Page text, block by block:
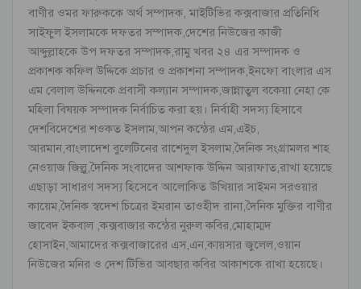
বাণীর ওমর ফারুককে অর্থ সম্পাদক, মাইটিভির কক্সবাজার প্রতিনিধি
সাইফুল ইসলামকে দফতর সম্পাদক,দেশের নিউজের কাজী
আব্দুল্লাহকে উপ দফতর সম্পাদক,রামু খবর ২৪ এর সম্পাদক ও
প্রকাশক কফিল উদ্দিকে প্রচার ও প্রকাশনা সম্পাদক,ইনফো বাংলার এস
এম বেলাল উদ্দিনকে প্রবাসী কল্যান সম্পাদক,জান্নাতুল বকেয়া নেহা কে
মহিলা বিষয়ক সম্পাদক নির্বাচিত করা হয়। নির্বাহী সদস্য হিসাবে
দেশবিদেশের শওকত ইসলাম,আপন কন্ঠের এম,এইচ,
আরমান,বাংলাদেশ বুলেটিনের রাশেদুল ইসলাম,দৈনিক সংগ্রামলর শাহ
নেওয়াজ জিল্লু,দৈনিক সংবাদের আশফাক উদ্দিন আরাফাত,রাখা হয়েছে
এছাড়া সাধারণ সদস্য হিসেবে আলোকিত উখিয়ার সাইমন সরওয়ার
কায়েম,দৈনিক স্বদেশ চিত্রের ইমরান তাওহীদ রানা,দৈনিক মুক্তির বাণীর
জাবেদ ইকবাল ,কক্সবাজার কন্ঠের নুরুল কবির,মোহাম্মদ
হোসাইন,আমাদের কক্সবাজারের এস,এন,কায়সার জুলেল,ওয়ান
নিউজের মনির ও দেশ টিভির আবছার কবির আকাশকে রাখা হয়েছে।